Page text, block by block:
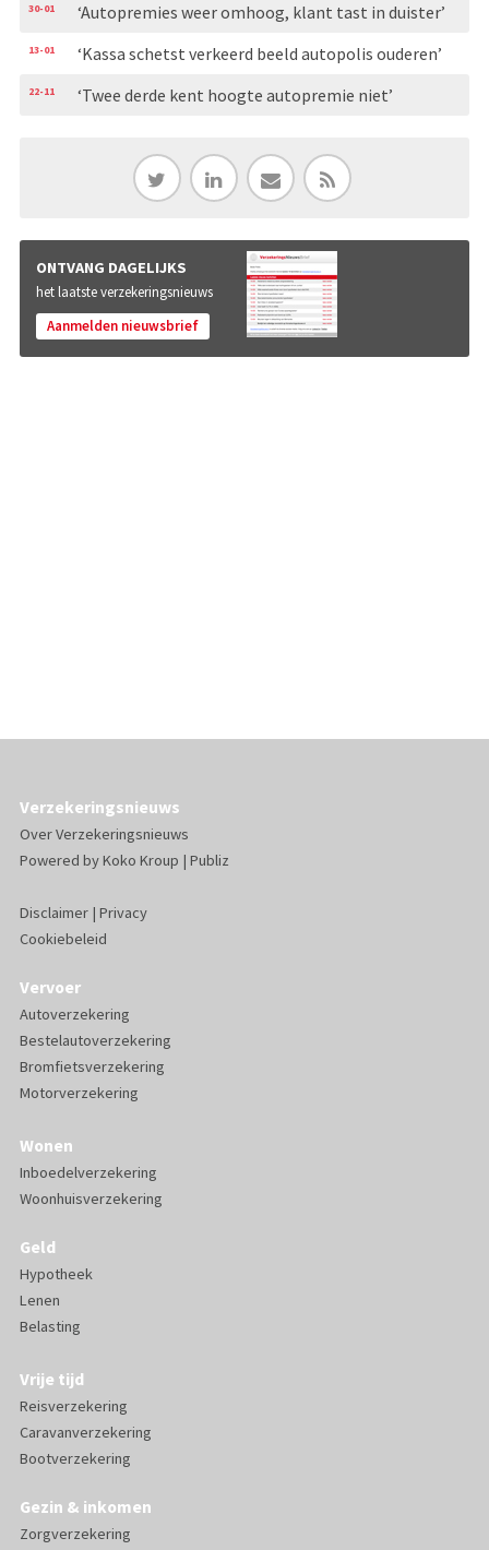
30-01 ‘Autopremies weer omhoog, klant tast in duister’
13-01 ‘Kassa schetst verkeerd beeld autopolis ouderen’
22-11 ‘Twee derde kent hoogte autopremie niet’
ONTVANG DAGELIJKS
het laatste verzekeringsnieuws
Aanmelden nieuwsbrief
Verzekeringsnieuws
Over Verzekeringsnieuws
Powered byKoko Kroup | Publiz
Disclaimer| Privacy
Cookiebeleid
Vervoer
Autoverzekering
Bestelautoverzekering
Bromfietsverzekering
Motorverzekering
Wonen
Inboedelverzekering
Woonhuisverzekering
Geld
Hypotheek
Lenen
Belasting
Vrije tijd
Reisverzekering
Caravanverzekering
Bootverzekering
Gezin & inkomen
Zorgverzekering